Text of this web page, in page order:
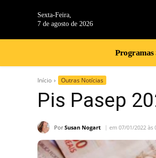
Sexta-Feira,
7 de agosto de 2026
Programas
Início Outras Notícias
Pis Pasep
Por Susan Nogart em 07/01/2022 às